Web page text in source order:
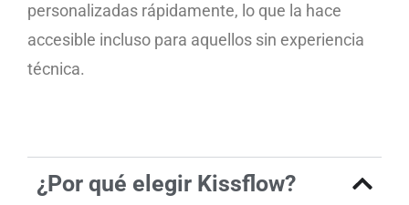
personalizadas rápidamente, lo que la hace
accesible incluso para aquellos sin experiencia
técnica.
¿Por qué elegir Kissflow?